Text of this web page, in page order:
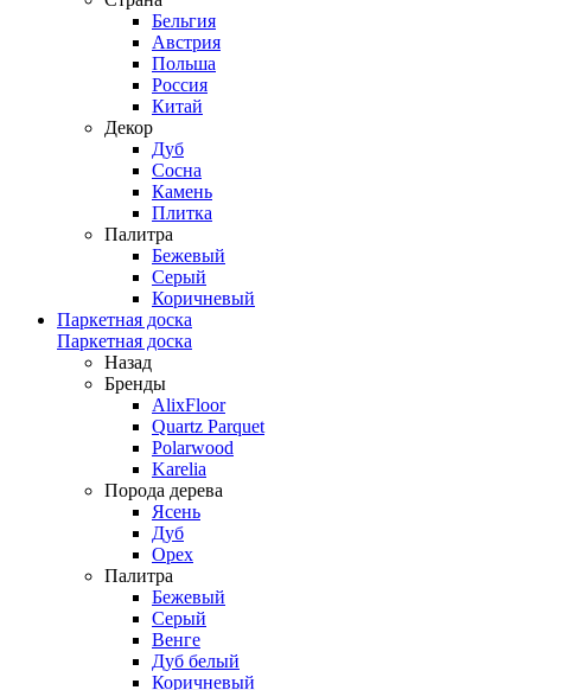
Бельгия
Австрия
Польша
Россия
Китай
Декор
Дуб
Сосна
Камень
Плитка
Палитра
Бежевый
Серый
Коричневый
Паркетная доска
Паркетная доска
Назад
Бренды
AlixFloor
Quartz Parquet
Polarwood
Karelia
Порода дерева
Ясень
Дуб
Орех
Палитра
Бежевый
Серый
Венге
Дуб белый
Коричневый